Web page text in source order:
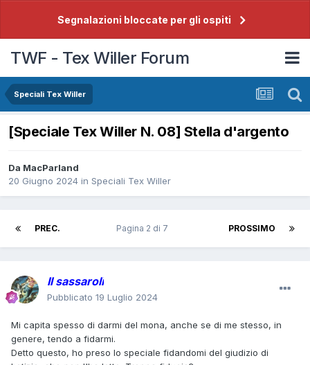
Segnalazioni bloccate per gli ospiti
TWF - Tex Willer Forum
Speciali Tex Willer
[Speciale Tex Willer N. 08] Stella d'argento
Da MacParland
20 Giugno 2024 in Speciali Tex Willer
PREC. PROSSIMO
Pagina 2 di 7
Il sassaroli
Pubblicato 19 Luglio 2024
Mi capita spesso di darmi del mona, anche se di me stesso, in
genere, tendo a fidarmi.
Detto questo, ho preso lo speciale fidandomi del giudizio di